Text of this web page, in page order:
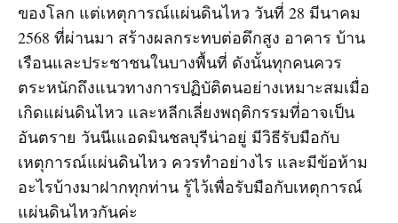
ของโลก แต่เหตุการณ์แผ่นดินไหว วันที่ 28 มีนาคม
2568 ที่ผ่านมา สร้างผลกระทบต่อตึกสูง อาคาร บ้าน
เรือนและประชาชนในบางพื้นที่ ดังนั้นทุกคนควร
ตระหนักถึงแนวทางการปฏิบัติตนอย่างเหมาะสมเมื่อ
เกิดแผ่นดินไหว และหลีกเลี่ยงพฤติกรรมที่อาจเป็น
อันตราย วันนีเแอดมินชลบุรีน่าอยู่ มีวิธีรับมือกับ
เหตุการณ์แผ่นดินไหว ควรทำอย่างไร และมีข้อห้าม
อะไรบ้างมาฝากทุกท่าน รู้ไว้เพื่อรับมือกับเหตุการณ์
แผ่นดินไหวกันค่ะ